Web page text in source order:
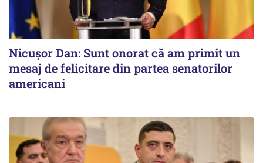
Nicușor Dan: Sunt onorat că am primit un
mesaj de felicitare din partea senatorilor
americani